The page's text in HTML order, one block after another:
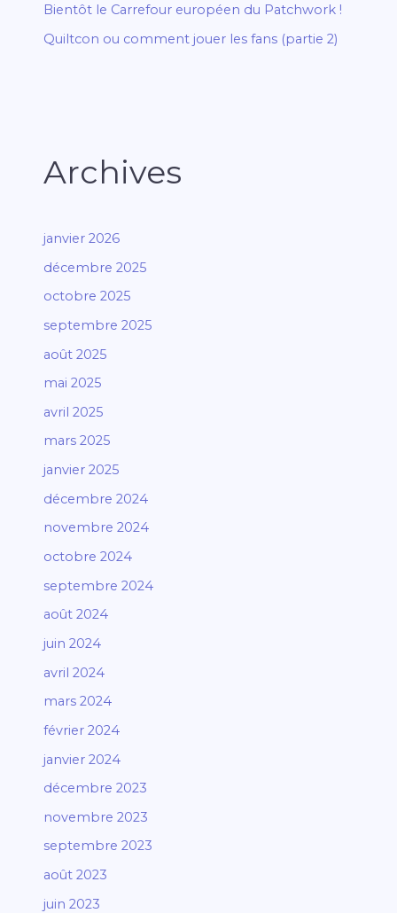
Bientôt le Carrefour européen du Patchwork !
Quiltcon ou comment jouer les fans (partie 2)
Archives
janvier 2026
décembre 2025
octobre 2025
septembre 2025
août 2025
mai 2025
avril 2025
mars 2025
janvier 2025
décembre 2024
novembre 2024
octobre 2024
septembre 2024
août 2024
juin 2024
avril 2024
mars 2024
février 2024
janvier 2024
décembre 2023
novembre 2023
septembre 2023
août 2023
juin 2023